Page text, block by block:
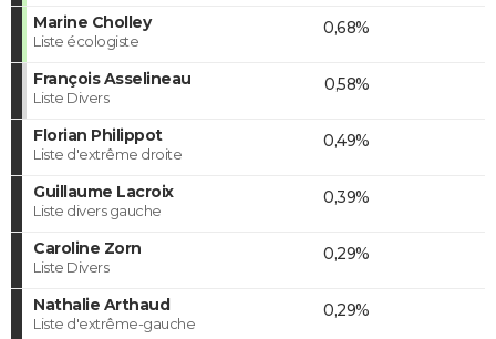
Marine Cholley
Liste écologiste
0,68%
François Asselineau
Liste Divers
0,58%
Florian Philippot
Liste d'extrême droite
0,49%
Guillaume Lacroix
Liste divers gauche
0,39%
Caroline Zorn
Liste Divers
0,29%
Nathalie Arthaud
Liste d'extrême-gauche
0,29%